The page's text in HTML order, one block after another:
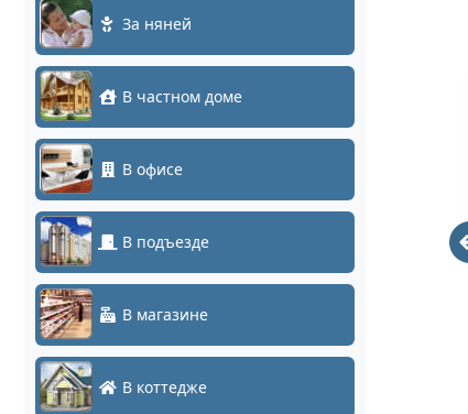
За няней
В частном доме
В офисе
В подъезде
В магазине
В коттедже
2CD2T23G2-
4I(6mm)
12647
2DE3C210IX-
19194